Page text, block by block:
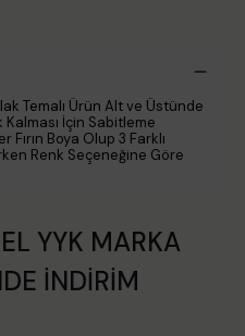
Temalı Ürün Alt ve Üstünde
Kalması İçin Sabitleme
Fırın Boya Olup 3 Farklı
Renk Seçeneğine Göre
YYK MARKA
İNDİRİM